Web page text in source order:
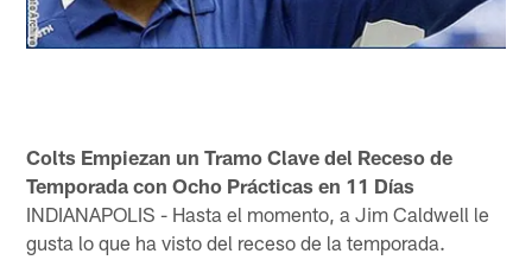
Colts Empiezan un Tramo Clave del Receso de
Temporada con Ocho Prácticas en 11 Días
INDIANAPOLIS - Hasta el momento, a Jim Caldwell le
gusta lo que ha visto del receso de la temporada.